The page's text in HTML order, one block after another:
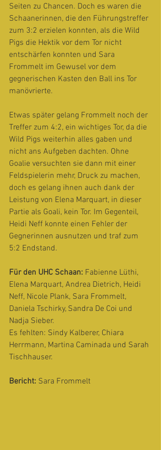
Seiten zu Chancen. Doch es waren die
Schaanerinnen, die den Führungstreffer
zum 3:2 erzielen konnten, als die Wild
Pigs die Hektik vor dem Tor nicht
entschärfen konnten und Sara
Frommelt im Gewusel vor dem
gegnerischen Kasten den Ball ins Tor
manövrierte.
Etwas später gelang Frommelt noch der
Treffer zum 4:2, ein wichtiges Tor, da die
Wild Pigs weiterhin alles gaben und
nicht ans Aufgeben dachten. Ohne
Goalie versuchten sie dann mit einer
Feldspielerin mehr, Druck zu machen,
doch es gelang ihnen auch dank der
Leistung von Elena Marquart, in dieser
Partie als Goali, kein Tor. Im Gegenteil,
Heidi Neff konnte einen Fehler der
Gegnerinnen ausnutzen und traf zum
5:2 Endstand.
Für den UHC Schaan: Fabienne Lüthi,
Elena Marquart, Andrea Dietrich, Heidi
Neff, Nicole Plank, Sara Frommelt,
Daniela Tschirky, Sandra De Coi und
Nadja Sieber.
Es fehlten: Sindy Kalberer, Chiara
Herrmann, Martina Caminada und Sarah
Tischhauser.
Bericht: Sara Frommelt